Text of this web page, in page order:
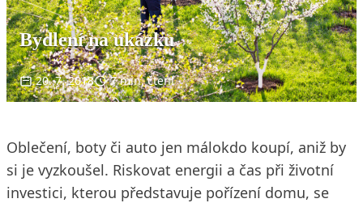
Bydlení na ukázku
20. 7. 2018 7 min. čtení
Oblečení, boty či auto jen málokdo koupí, aniž by
si je vyzkoušel. Riskovat energii a čas při životní
investici, kterou představuje pořízení domu, se